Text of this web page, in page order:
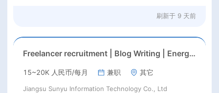
刷新于 9 天前
Freelancer recruitment | Blog Writing | Energy, Energy storage | 1.5-2k words per article | DE, FR
15~20K 人民币/每月 兼职 其它
Jiangsu Sunyu Information Technology Co., Ltd